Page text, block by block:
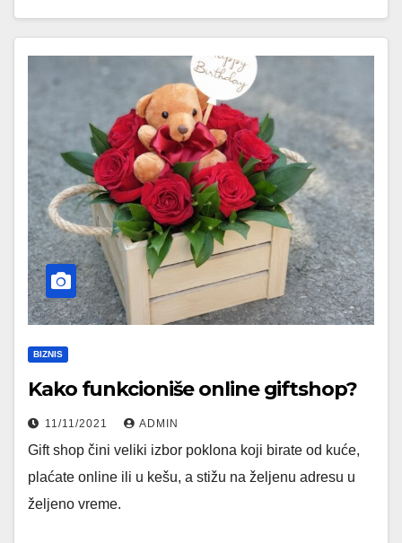
BIZNIS
Kako funkcioniše online giftshop?
11/11/2021 ADMIN
Gift shop čini veliki izbor poklona koji birate od kuće,
plaćate online ili u kešu, a stižu na željenu adresu u
željeno vreme.